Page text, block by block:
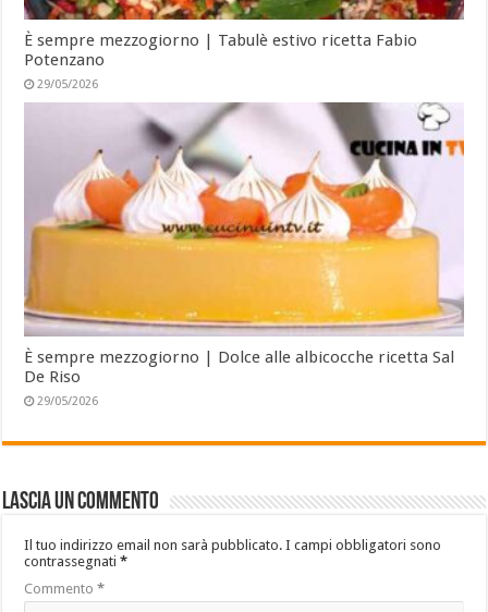
È sempre mezzogiorno | Tabulè estivo ricetta Fabio
Potenzano
29/05/2026
È sempre mezzogiorno | Dolce alle albicocche ricetta Sal
De Riso
29/05/2026
Lascia un commento
Il tuo indirizzo email non sarà pubblicato. I campi obbligatori sono
contrassegnati*
Commento*